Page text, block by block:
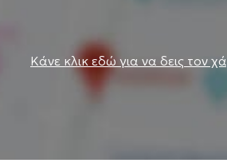
Κάνε κλικ εδώ για να δεις τον